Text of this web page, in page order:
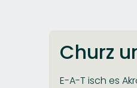
Churz
E-A-T isch es